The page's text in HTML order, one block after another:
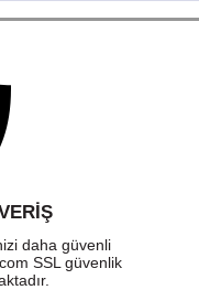
daha güvenli
SSL güvenlik